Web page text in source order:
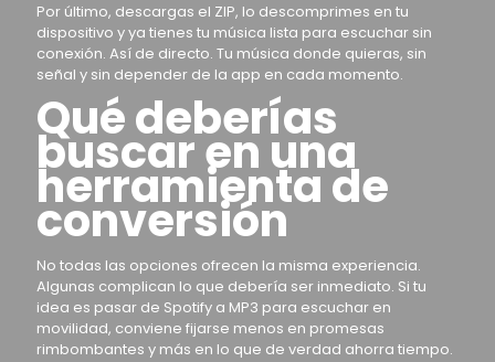
Por último, descargas el ZIP, lo descomprimes en tu
dispositivo y ya tienes tu música lista para escuchar sin
conexión. Así de directo. Tu música donde quieras, sin
señal y sin depender de la app en cada momento.
Qué deberías
buscar en una
herramienta de
conversión
No todas las opciones ofrecen la misma experiencia.
Algunas complican lo que debería ser inmediato. Si tu
idea es pasar de Spotify a MP3 para escuchar en
movilidad, conviene fijarse menos en promesas
rimbombantes y más en lo que de verdad ahorra tiempo.